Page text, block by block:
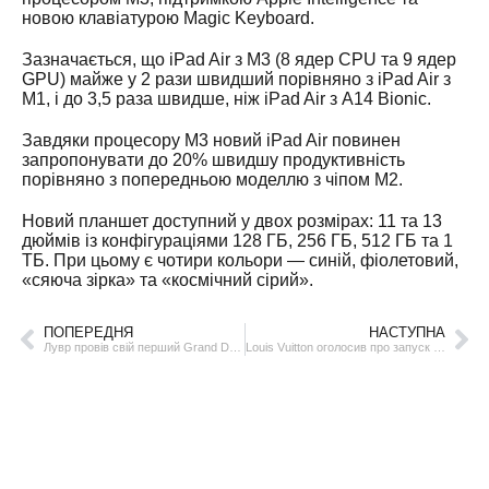
новою клавіатурою Magic Keyboard.
Зазначається, що iPad Air з M3 (8 ядер CPU та 9 ядер
GPU) майже у 2 рази швидший порівняно з iPad Air з
M1, і до 3,5 раза швидше, ніж iPad Air з A14 Bionic.
Завдяки процесору M3 новий iPad Air повинен
запропонувати до 20% швидшу продуктивність
порівняно з попередньою моделлю з чіпом M2.
Новий планшет доступний у двох розмірах: 11 та 13
дюймів із конфігураціями 128 ГБ, 256 ГБ, 512 ГБ та 1
ТБ. При цьому є чотири кольори — синій, фіолетовий,
«сяюча зірка» та «космічний сірий».
ПОПЕРЕДНЯ НАСТУПНА